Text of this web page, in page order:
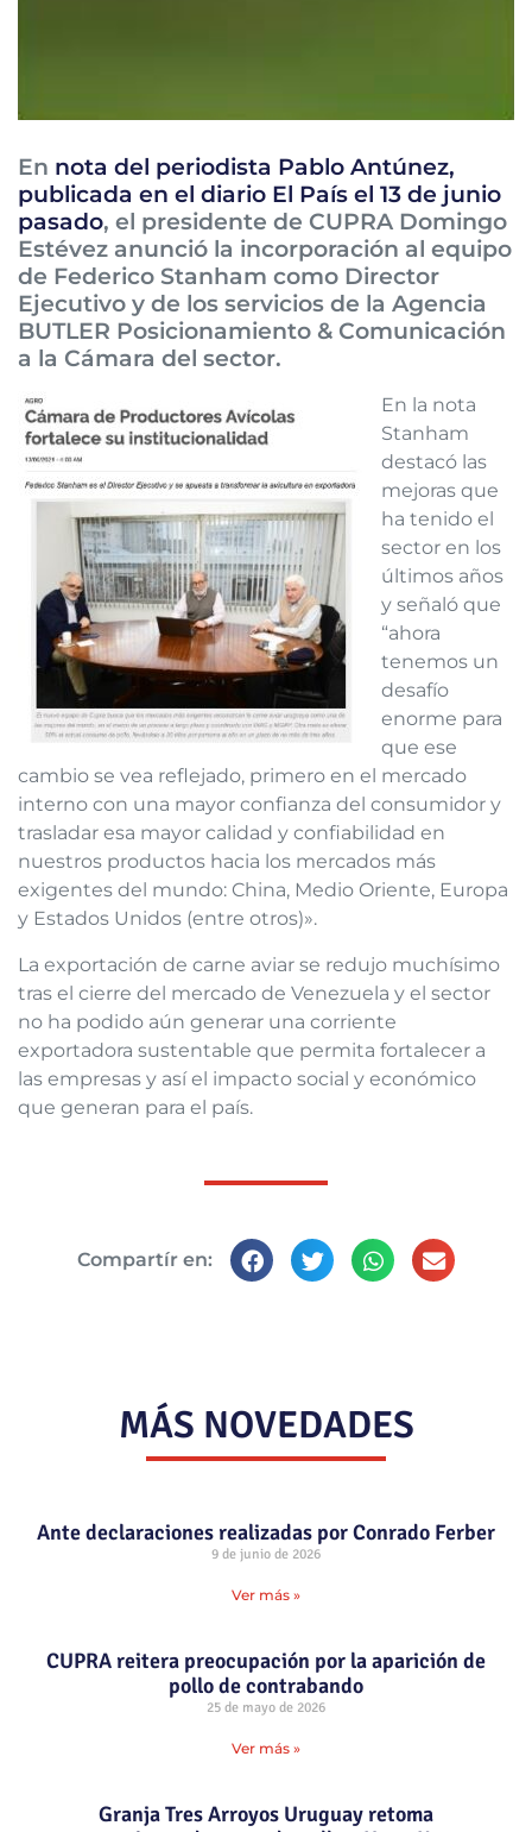
En nota del periodista Pablo Antúnez,
publicada en el diario El País el 13 de junio
pasado, el presidente de CUPRA Domingo
Estévez anunció la incorporación al equipo
de Federico Stanham como Director
Ejecutivo y de los servicios de la Agencia
BUTLER Posicionamiento & Comunicación
a la Cámara del sector.
En la nota
Stanham
destacó las
mejoras que
ha tenido el
sector en los
últimos años
y señaló que
“ahora
tenemos un
desafío
enorme para
que ese
cambio se vea reflejado, primero en el mercado
interno con una mayor confianza del consumidor y
trasladar esa mayor calidad y confiabilidad en
nuestros productos hacia los mercados más
exigentes del mundo: China, Medio Oriente, Europa
y Estados Unidos (entre otros)».
La exportación de carne aviar se redujo muchísimo
tras el cierre del mercado de Venezuela y el sector
no ha podido aún generar una corriente
exportadora sustentable que permita fortalecer a
las empresas y así el impacto social y económico
que generan para el país.
Compartír en:
MÁS NOVEDADES
Ante declaraciones realizadas por Conrado Ferber
9 de junio de 2026
Ver más »
CUPRA reitera preocupación por la aparición de
pollo de contrabando
25 de mayo de 2026
Ver más »
Granja Tres Arroyos Uruguay retoma